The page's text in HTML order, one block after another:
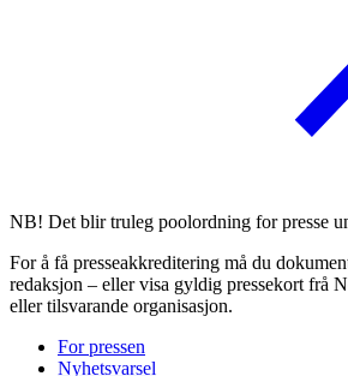
NB! Det blir truleg poolordning for presse
For å få presseakkreditering må du
redaksjon – eller visa gyldig pressekort frå
eller tilsvarande organisasjon.
For pressen
Nyhetsvarsel